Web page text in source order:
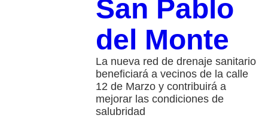
San Pablo
del Monte
La nueva red de drenaje sanitario
beneficiará a vecinos de la calle
12 de Marzo y contribuirá a
mejorar las condiciones de
salubridad